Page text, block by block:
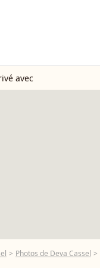
avec
Photos de Deva Cassel